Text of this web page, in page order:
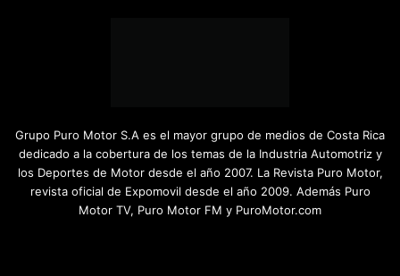
Grupo Puro Motor S.A es el mayor grupo de medios de Costa Rica
dedicado a la cobertura de los temas de la Industria Automotriz y
los Deportes de Motor desde el año 2007. La Revista Puro Motor,
revista oficial de Expomovil desde el año 2009. Además Puro
Motor TV, Puro Motor FM y PuroMotor.com